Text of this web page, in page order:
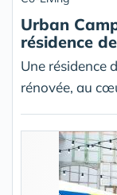
Urban
résidence
Une résidence
rénovée, au